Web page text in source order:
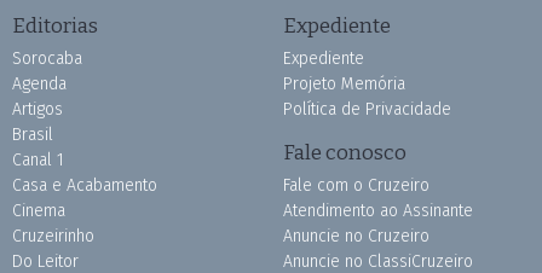
Editorias
Sorocaba
Agenda
Artigos
Brasil
Canal 1
Casa e Acabamento
Cinema
Cruzeirinho
Do Leitor
Expediente
Expediente
Projeto Memória
Política de Privacidade
Fale conosco
Fale com o Cruzeiro
Atendimento ao Assinante
Anuncie no Cruzeiro
Anuncie no ClassiCruzeiro